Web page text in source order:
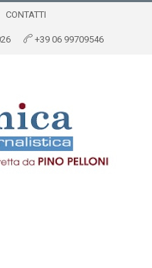
CONTATTI
+39 06 99709546